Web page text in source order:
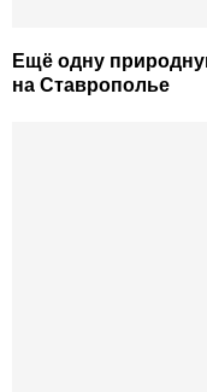
Ещё одну
на Ставрополье